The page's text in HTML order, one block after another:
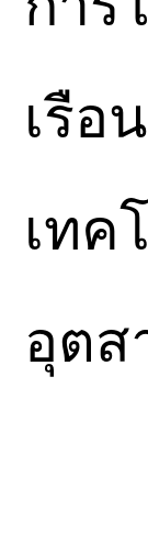
เรือ
เทค
อุตส